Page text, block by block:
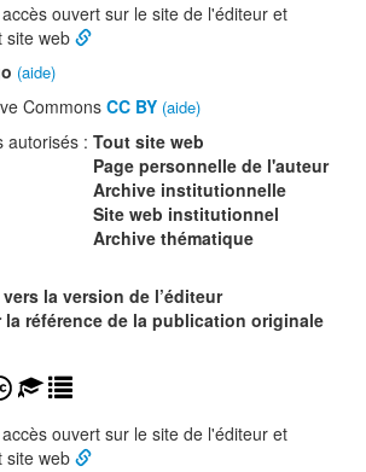
ouvert sur le site de l'éditeur et
site web
(aide)
Commons CC BY (aide)
autorisés : Tout site web
Page personnelle de l'auteur
Archive institutionnelle
Site web institutionnel
Archive thématique
la version de l’éditeur
la référence de la publication originale
ouvert sur le site de l'éditeur et
site web